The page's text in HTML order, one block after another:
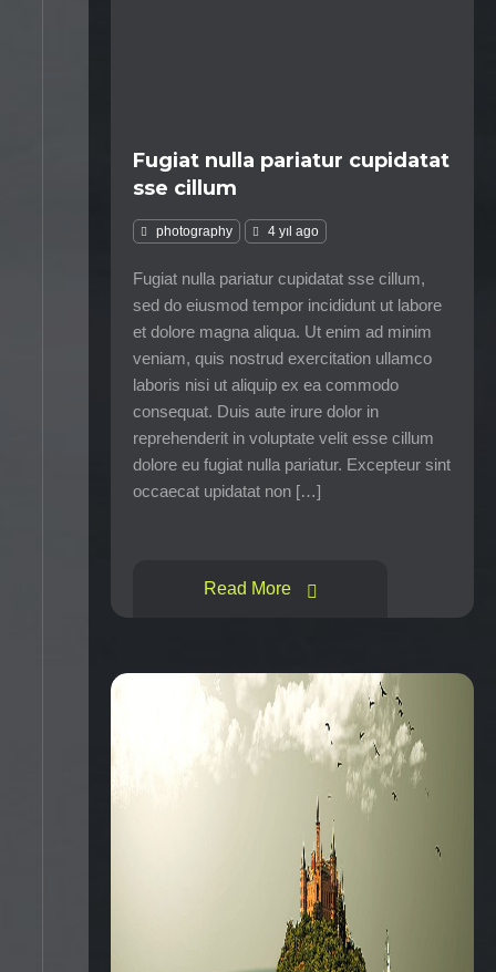
Fugiat nulla pariatur cupidatat
sse cillum
photography 4 yıl ago
Fugiat nulla pariatur cupidatat sse cillum,
sed do eiusmod tempor incididunt ut labore
et dolore magna aliqua. Ut enim ad minim
veniam, quis nostrud exercitation ullamco
laboris nisi ut aliquip ex ea commodo
consequat. Duis aute irure dolor in
reprehenderit in voluptate velit esse cillum
dolore eu fugiat nulla pariatur. Excepteur sint
occaecat upidatat non […]
Read More